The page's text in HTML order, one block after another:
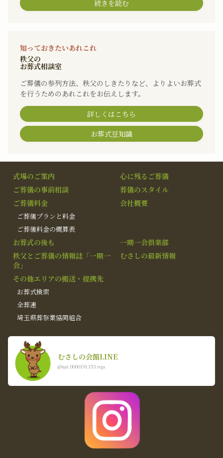
続きを読む
知っておきたいあれこれ
秩父の
お葬式相談室
ご葬儀の参列方法、秩父のしきたりなど、よりよいお葬式
を行うためのあれこれをお伝えします。
詳しくはこちら
お葬式豆知識
式場のご案内
心に残るご葬儀
ご葬儀の事前相談
葬儀のスタイル
ご葬儀料金
ご葬儀プランと料金
ご葬儀料金の概算表
会社概要
お葬式の後も
一期一会倶楽部
秩父とご葬儀の情報誌「一期一
会」
むさしの最新情報
その他エリアの搬送・提携先
お葬式検索
全葬連
埼玉県葬祭業協同組合
むさしの会館LINE
@xat.0000191353.vqa